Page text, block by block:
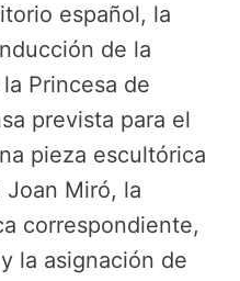
español, la
de la
Princesa de
prevista para el
pieza escultórica
Miró, la
correspondiente,
la asignación de